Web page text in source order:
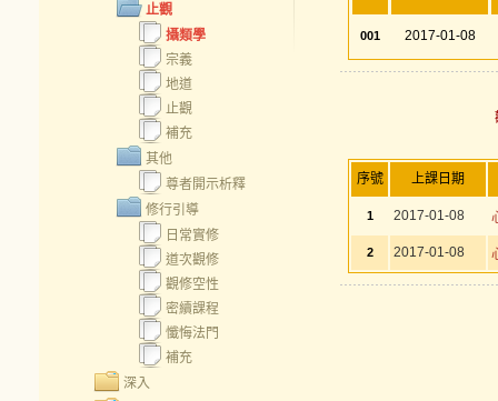
止觀
攝類學
宗義
地道
止觀
補充
其他
尊者開示析釋
修行引導
日常實修
道次觀修
觀修空性
密續課程
懺悔法門
補充
深入
001 2017-01-08
序號 上課日期
1 2017-01-08
2 2017-01-08